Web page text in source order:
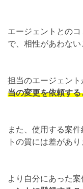
エージェントとの
で、相性があわない
担当のエージェント
当の変更を依頼す
また、使用する案
トの質には差があり
より自分にあった案